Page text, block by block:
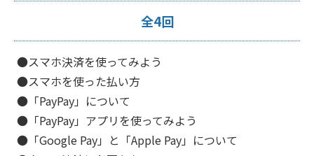
全4回
●スマホ決済を使ってみよう
●スマホを使った払い方
●「PayPay」について
●「PayPay」アプリを使ってみよう
●「Google Pay」と「Apple Pay」について